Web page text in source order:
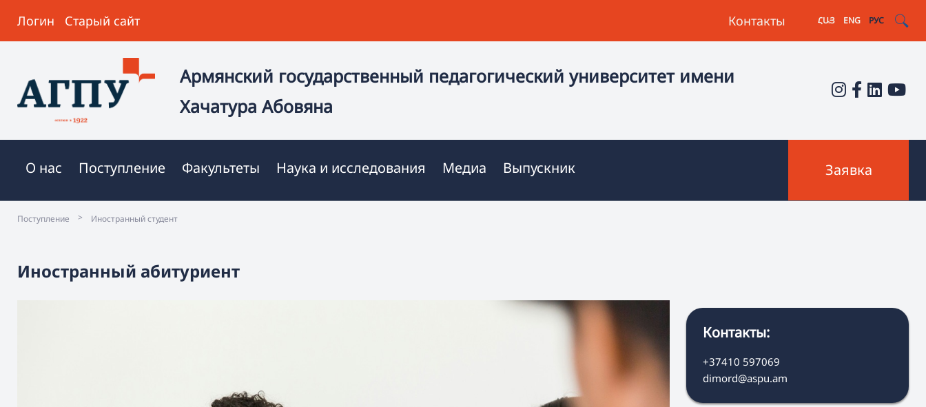
Логин Старый сайт Контакты ՀԱՅ ENG РУС
Армянский государственный педагогический университет имени
Хачатура Абовяна
О нас Поступление Факультеты Наука и исследования Медиа Выпускник Заявка
Поступление > Иностранный студент
Иностранный абитуриент
Контакты:
+37410 597069
dimord@aspu.am